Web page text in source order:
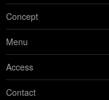
Concept
Menu
Access
Contact